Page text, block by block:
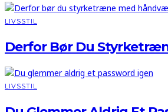
LIVSSTIL
Derfor Bør Du
LIVSSTIL